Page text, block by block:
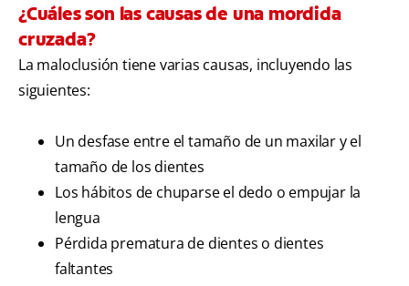
¿Cuáles son las causas de una mordida
cruzada?
La maloclusión tiene varias causas, incluyendo las
siguientes:
Un desfase entre el tamaño de un maxilar y el
tamaño de los dientes
Los hábitos de chuparse el dedo o empujar la
lengua
Pérdida prematura de dientes o dientes
faltantes